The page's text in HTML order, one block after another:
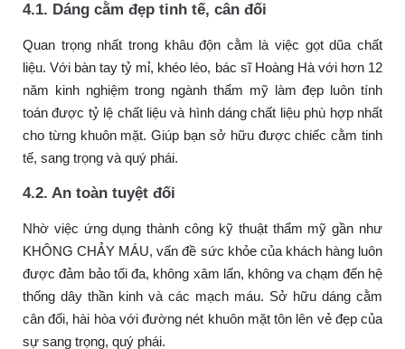
4.1. Dáng cằm đẹp tinh tế, cân đối
Quan trọng nhất trong khâu độn cằm là việc gọt dũa chất
liệu. Với bàn tay tỷ mỉ, khéo léo, bác sĩ Hoàng Hà với hơn 12
năm kinh nghiệm trong ngành thẩm mỹ làm đẹp luôn tính
toán được tỷ lệ chất liệu và hình dáng chất liệu phù hợp nhất
cho từng khuôn mặt. Giúp bạn sở hữu được chiếc cằm tinh
tế, sang trọng và quý phái.
4.2. An toàn tuyệt đối
Nhờ việc ứng dụng thành công kỹ thuật thẩm mỹ gần như
KHÔNG CHẢY MÁU, vấn đề sức khỏe của khách hàng luôn
được đảm bảo tối đa, không xâm lấn, không va chạm đến hệ
thống dây thần kinh và các mạch máu. Sở hữu dáng cằm
cân đối, hài hòa với đường nét khuôn mặt tôn lên vẻ đẹp của
sự sang trọng, quý phái.